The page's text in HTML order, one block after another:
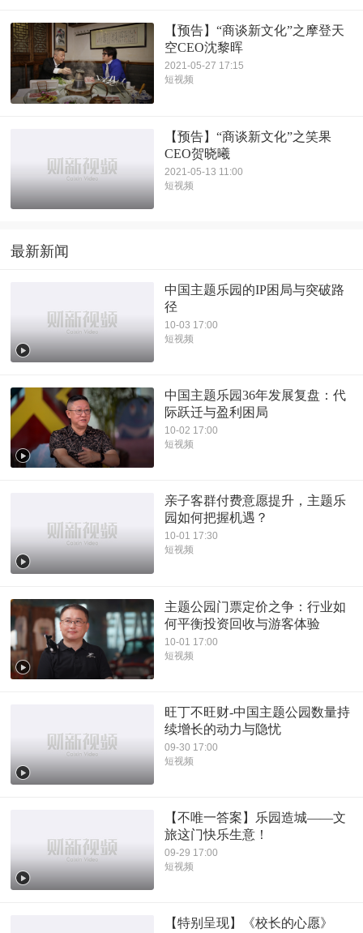
【预告】“商谈新文化”之摩登天
空CEO沈黎晖
2021-05-27 17:15
短视频
【预告】“商谈新文化”之笑果
CEO贺晓曦
2021-05-13 11:00
短视频
最新新闻
中国主题乐园的IP困局与突破路
径
10-03 17:00
短视频
中国主题乐园36年发展复盘：代
际跃迁与盈利困局
10-02 17:00
短视频
亲子客群付费意愿提升，主题乐
园如何把握机遇？
10-01 17:30
短视频
主题公园门票定价之争：行业如
何平衡投资回收与游客体验
10-01 17:00
短视频
旺丁不旺财-中国主题公园数量持
续增长的动力与隐忧
09-30 17:00
短视频
【不唯一答案】乐园造城——文
旅这门快乐生意！
09-29 17:00
短视频
【特别呈现】《校长的心愿》